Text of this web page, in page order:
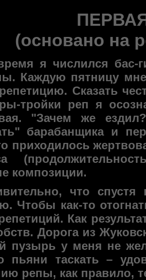
(основано на
я числился бас-
. Каждую пятницу
Сказать
тройки реп я
"Зачем же
барабанщика и
приходилось
композиции.
что спустя
Чтобы как-то
Как
Дорога из
пузырь у меня не
пьяни таскать –
репы, как правило,